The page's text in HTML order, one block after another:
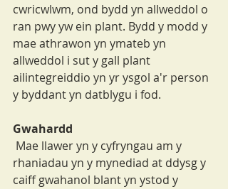
cwricwlwm, ond bydd yn allweddol o
ran pwy yw ein plant. Bydd y modd y
mae athrawon yn ymateb yn
allweddol i sut y gall plant
ailintegreiddio yn yr ysgol a'r person
y byddant yn datblygu i fod.
Gwahardd
rhaniadau yn y mynediad at ddysg y
caiff gwahanol blant yn ystod y